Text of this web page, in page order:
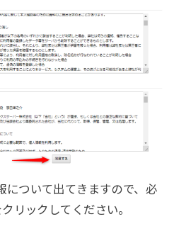
について出てきますので、必
クリックしてください。